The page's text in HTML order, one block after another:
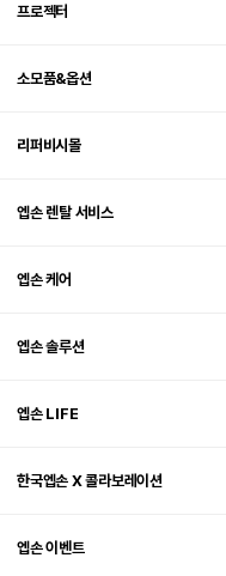
프로젝터
소모품&옵션
리퍼비시몰
엡손 렌탈 서비스
엡손 케어
엡손 솔루션
엡손 LIFE
한국엡손 X 콜라보레이션
엡손 이벤트